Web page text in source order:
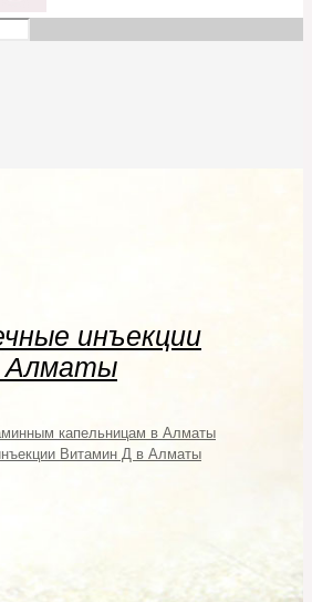
инъекции
Алматы
капельницам в Алматы
Витамин Д в Алматы